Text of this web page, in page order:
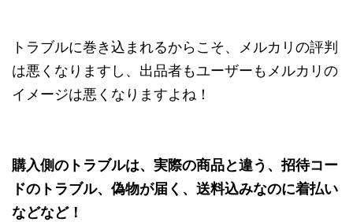
トラブルに巻き込まれるからこそ、メルカリの評判
は悪くなりますし、出品者もユーザーもメルカリの
イメージは悪くなりますよね！
購入側のトラブルは、実際の商品と違う、招待コー
ドのトラブル、偽物が届く、送料込みなのに着払い
などなど！